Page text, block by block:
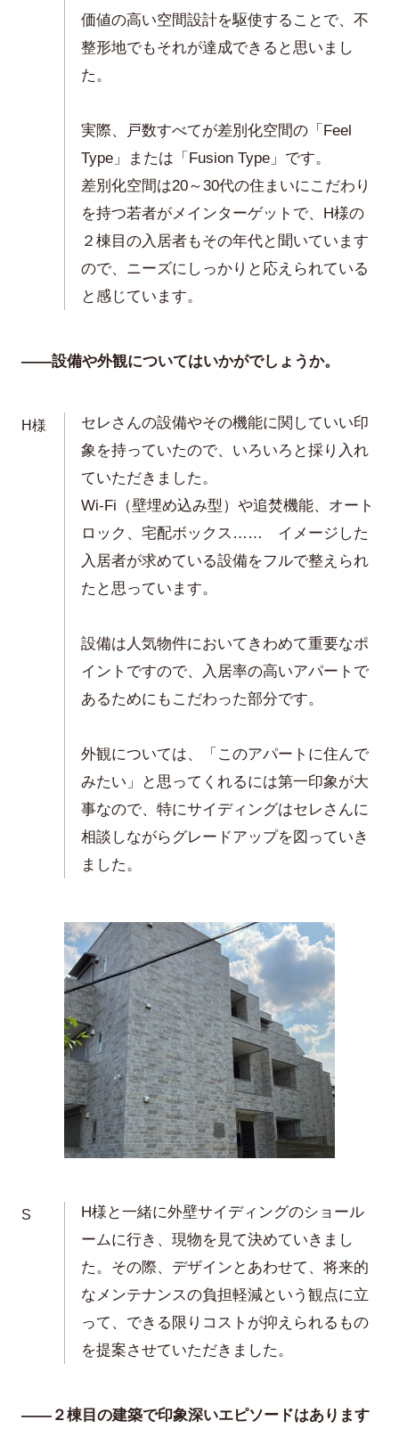
価値の高い空間設計を駆使することで、不
整形地でもそれが達成できると思いまし
た。
実際、戸数すべてが差別化空間の「Feel
Type」または「Fusion Type」です。
差別化空間は20～30代の住まいにこだわり
を持つ若者がメインターゲットで、H様の
２棟目の入居者もその年代と聞いています
ので、ニーズにしっかりと応えられている
と感じています。
——設備や外観についてはいかがでしょうか。
H様
セレさんの設備やその機能に関していい印
象を持っていたので、いろいろと採り入れ
ていただきました。
Wi-Fi（壁埋め込み型）や追焚機能、オート
ロック、宅配ボックス…… イメージした
入居者が求めている設備をフルで整えられ
たと思っています。
設備は人気物件においてきわめて重要なポ
イントですので、入居率の高いアパートで
あるためにもこだわった部分です。
外観については、「このアパートに住んで
みたい」と思ってくれるには第一印象が大
事なので、特にサイディングはセレさんに
相談しながらグレードアップを図っていき
ました。
S
H様と一緒に外壁サイディングのショール
ームに行き、現物を見て決めていきまし
た。その際、デザインとあわせて、将来的
なメンテナンスの負担軽減という観点に立
って、できる限りコストが抑えられるもの
を提案させていただきました。
——２棟目の建築で印象深いエピソードはあります